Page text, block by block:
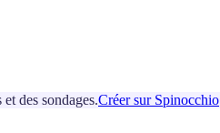
des sondages.Créer sur Spinocchio